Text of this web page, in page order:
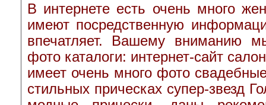
В интернете есть очень много
имеют посредственную
впечатляет. Вашему вниманию
фото каталоги: интернет-сайт
имеет очень много фото
стильных прическах супер-звезд